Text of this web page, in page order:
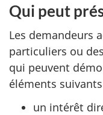
Qui peut
Les demandeurs
particuliers ou
qui peuvent
éléments
un intérêt